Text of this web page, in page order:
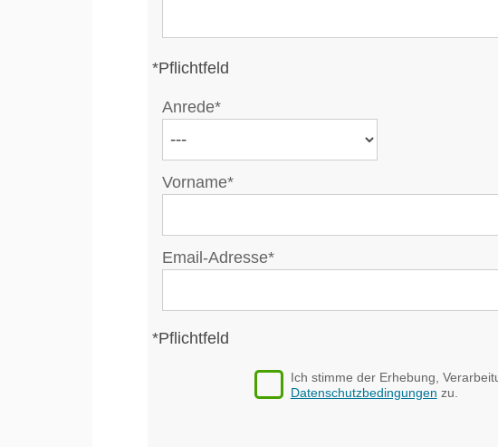
*Pflichtfeld
Anrede*
Vorname*
Email-Adresse*
*Pflichtfeld
Ich stimme der Erhebung,
Datenschutzbedingungen zu.